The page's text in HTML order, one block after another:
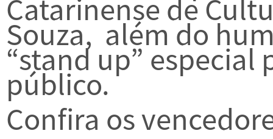
Catarinense de
Souza, além do
“stand up” especial
público.
Confira os